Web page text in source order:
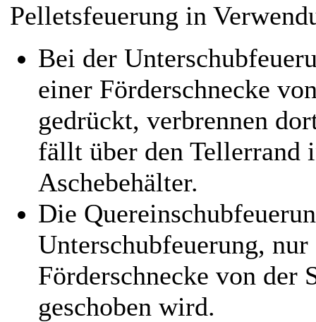
Pelletsfeuerung in
Bei der
einer Förderschnecke
gedrückt, verbrennen
fällt über den Tellerrand
Aschebehälter.
Die
Unterschubfeuerung,
Förderschnecke von der
geschoben wird.